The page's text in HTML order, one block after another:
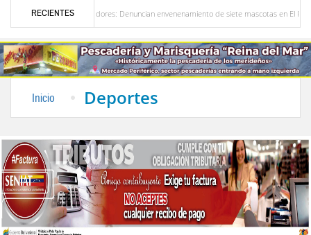
RECIENTES
Bailadores: Denuncian envenenamiento de siete mascotas en El Rincón de La Laguna
Inicio Deportes